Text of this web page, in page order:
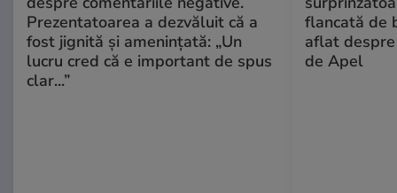
Prezentatoarea a dezvăluit că a
fost jignită și amenințată: „Un
lucru cred că e important de spus
clar...”
flancată de
aflat
de Apel